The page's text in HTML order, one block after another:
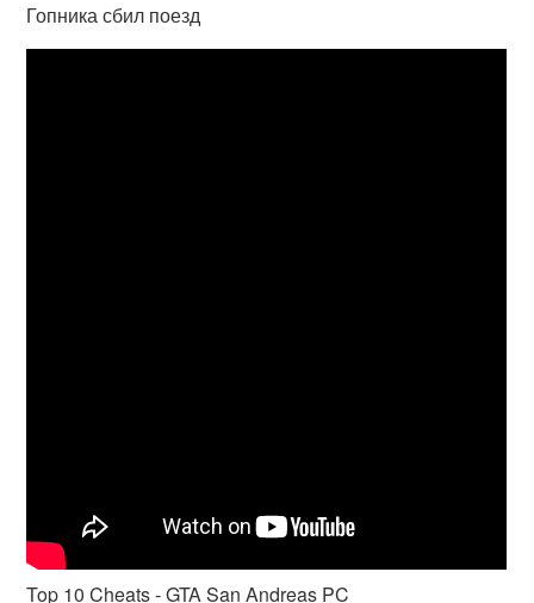
Гопника сбил поезд
Top 10 Cheats - GTA San Andreas PC